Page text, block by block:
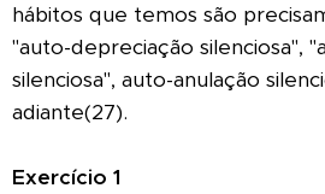
hábitos que temos são
"auto-depreciação silenciosa",
silenciosa", auto-anulação
adiante(27).
Exercício 1